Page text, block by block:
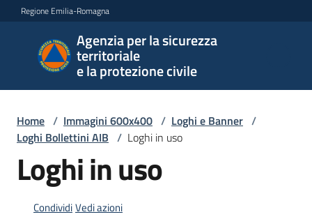
Vai al contenuto
Vai alla navigazione
Vai al footer
Regione Emilia-Romagna
Agenzia per la sicurezza
territoriale
e la protezione civile
Agenzia
per la
sicurezza
e la
protezione
civile
Home / Immagini 600x400 / Loghi e Banner /
Loghi Bollettini AIB / Loghi in uso
Loghi in uso
CondividiVedi azioni